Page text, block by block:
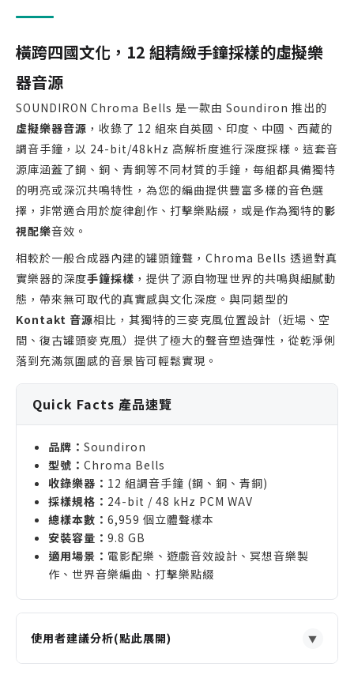
橫跨四國文化，12 組精緻手鐘採樣的虛擬樂
器音源
SOUNDIRON Chroma Bells 是一款由 Soundiron 推出的
虛擬樂器音源 ，收錄了 12 組來自英國、印度、中國、西藏的
調音手鐘，以 24-bit/48kHz 高解析度進行深度採樣。這套音
源庫涵蓋了鋼、銅、青銅等不同材質的手鐘，每組都具備獨特
的明亮或深沉共鳴特性，為您的編曲提供豐富多樣的音色選
擇，非常適合用於旋律創作、打擊樂點綴，或是作為獨特的影
視配樂音效。
相較於一般合成器內建的罐頭鐘聲，Chroma Bells 透過對真
實樂器的深度手鐘採樣 ，提供了源自物理世界的共鳴與細膩動
態，帶來無可取代的真實感與文化深度。與同類型的
Kontakt 音源相比，其獨特的三麥克風位置設計（近場、空
間、復古罐頭麥克風）提供了極大的聲音塑造彈性，從乾淨俐
落到充滿氛圍感的音景皆可輕鬆實現。
Quick Facts 產品速覽
品牌： Soundiron
型號： Chroma Bells
收錄樂器： 12 組調音手鐘 (鋼、銅、青銅)
採樣規格： 24-bit / 48 kHz PCM WAV
總樣本數： 6,959 個立體聲樣本
安裝容量： 9.8 GB
適用場景： 電影配樂、遊戲音效設計、冥想音樂製
作、世界音樂編曲、打擊樂點綴
使用者建議分析(點此展開) ▼